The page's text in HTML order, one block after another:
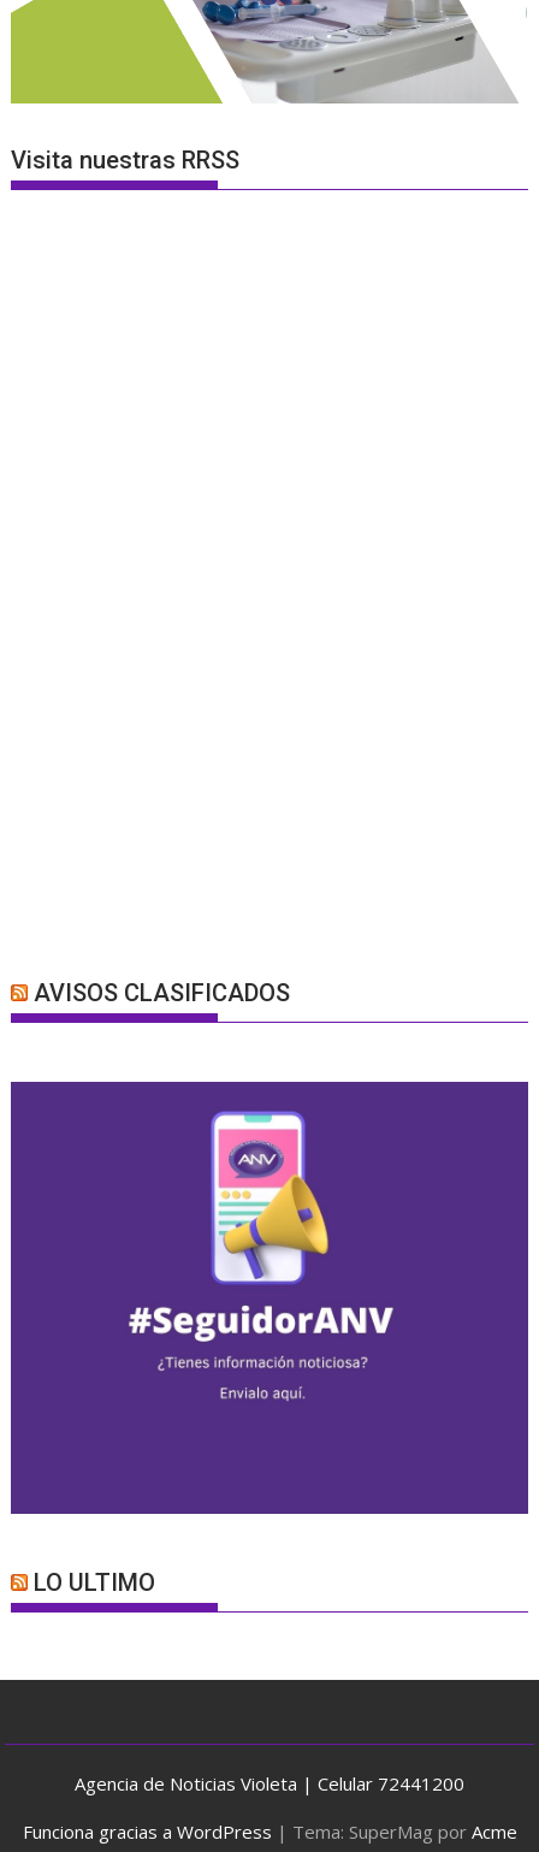
Visita nuestras RRSS
AVISOS CLASIFICADOS
LO ULTIMO
Agencia de Noticias Violeta | Celular 72441200
Funciona gracias a WordPress | Tema: SuperMag por Acme